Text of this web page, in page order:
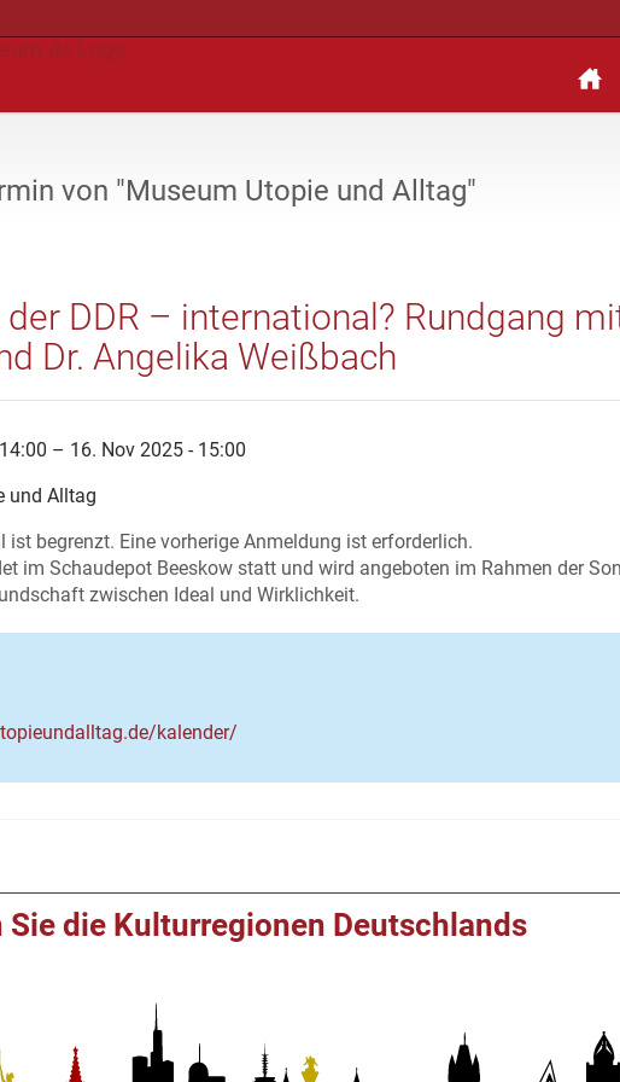
von "Museum Utopie und Alltag"
DDR – international? Rundgang
Dr. Angelika Weißbach
– 16. Nov 2025 - 15:00
und Alltag
ist begrenzt. Eine vorherige Anmeldung ist erforderlich.
im Schaudepot Beeskow statt und wird angeboten im Rahmen der
zwischen Ideal und Wirklichkeit.
kalender/
Sie die Kulturregionen Deutschlands